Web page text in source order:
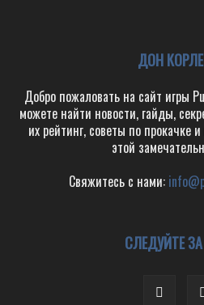
ДОН
Добро пожаловать на сайт игры
можете найти новости, гайды,
их рейтинг, советы по прокачке
этой
Свяжитесь с нами:
СЛЕДУЙТЕ